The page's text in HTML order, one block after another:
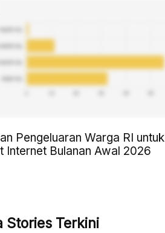
Pengeluaran Warga RI untuk
Internet Bulanan Awal 2026
Stories Terkini